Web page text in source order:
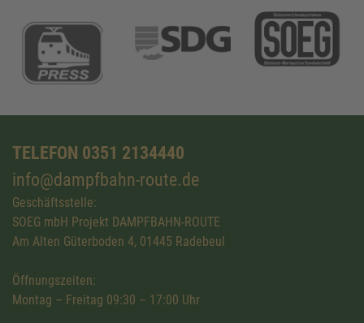
TELEFON 0351 2134440
info@dampfbahn-route.de
Geschäftsstelle:
SOEG mbH Projekt DAMPFBAHN-ROUTE
Am Alten Güterboden 4, 01445 Radebeul
Öffnungszeiten:
Montag – Freitag 09:30 – 17:00 Uhr